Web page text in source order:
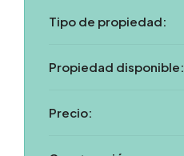
Tipo de propiedad:
Propiedad disponible:
Precio: